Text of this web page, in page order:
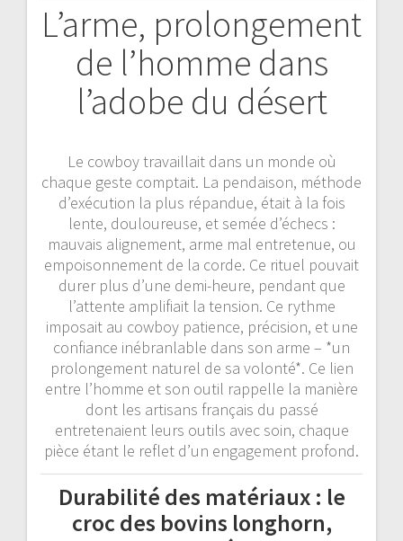
L’arme, prolongement
de l’homme dans
l’adobe du désert
Le cowboy travaillait dans un monde où
chaque geste comptait. La pendaison, méthode
d’exécution la plus répandue, était à la fois
lente, douloureuse, et semée d’échecs :
mauvais alignement, arme mal entretenue, ou
empoisonnement de la corde. Ce rituel pouvait
durer plus d’une demi-heure, pendant que
l’attente amplifiait la tension. Ce rythme
imposait au cowboy patience, précision, et une
confiance inébranlable dans son arme – *un
prolongement naturel de sa volonté*. Ce lien
entre l’homme et son outil rappelle la manière
dont les artisans français du passé
entretenaient leurs outils avec soin, chaque
pièce étant le reflet d’un engagement profond.
Durabilité des matériaux : le
croc des bovins longhorn,